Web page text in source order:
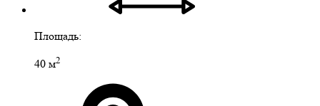
Площадь:
40 м2